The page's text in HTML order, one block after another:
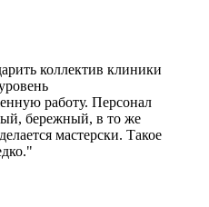
коллектив клиники
работу. Персонал
бережный, в то же
мастерски. Такое